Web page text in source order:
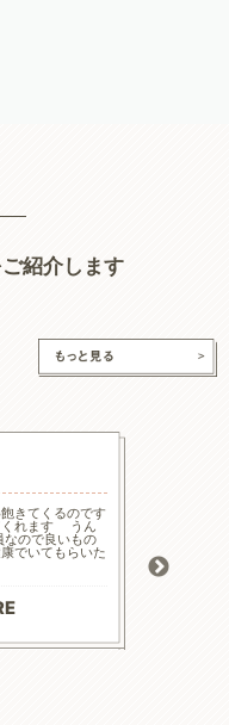
紹介します
きてくるのです
くれます うん
なので良いもの
でいてもらいた